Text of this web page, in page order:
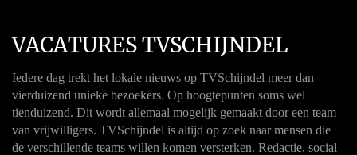
VACATURES TVSCHIJNDEL
Iedere dag trekt het lokale nieuws op TVSchijndel meer dan
vierduizend unieke bezoekers. Op hoogtepunten soms wel
tienduizend. Dit wordt allemaal mogelijk gemaakt door een team
van vrijwilligers. TVSchijndel is altijd op zoek naar mensen die
de verschillende teams willen komen versterken. Redactie, social